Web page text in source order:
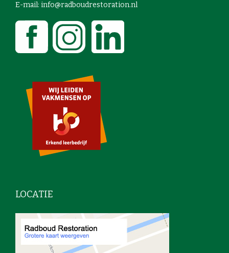
E-mail: info@radboudrestoration.nl
LOCATIE